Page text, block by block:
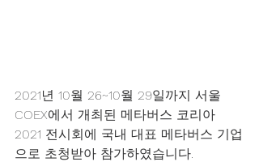
2021년 10월 26~10월 29일까지 서울
COEX에서 개최된 메타버스 코리아
2021 전시회에 국내 대표 메타버스 기업
으로 초청받아 참가하였습니다.